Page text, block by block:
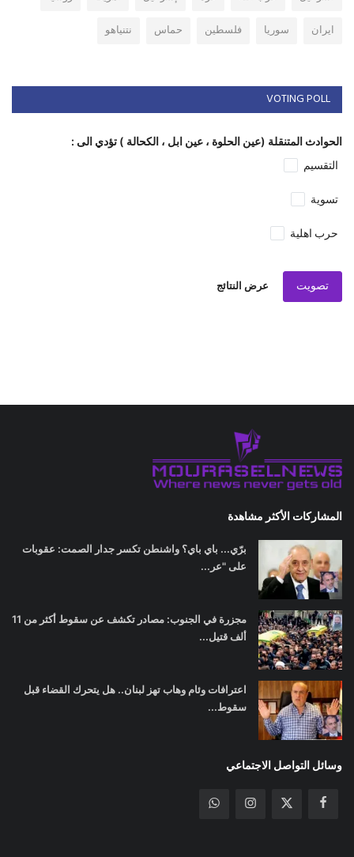
ايران
سوريا فلسطين حماس نتنياهو
VOTING POLL
الحوادث المتنقلة (عين الحلوة ، عين ابل ، الكحالة ) تؤدي الى :
التقسيم
تسوية
حرب اهلية
تصويت عرض النتائج
المشاركات الأكثر مشاهدة
برّي... باي باي؟ واشنطن تكسر جدار الصمت: عقوبات
على "عر...
مجزرة في الجنوب: مصادر تكشف عن سقوط أكثر من 11
ألف قتيل...
اعترافات وئام وهاب تهز لبنان.. هل يتحرك القضاء قبل
سقوط...
وسائل التواصل الاجتماعي